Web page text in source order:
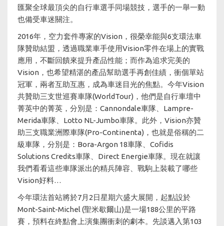
匯聚全球最頂尖的自行車選手同場競技，選手的一舉一動
也備受車迷關注。
2016年，空力套件專家的Vision，很榮幸能與6支環法車
隊贊助結盟，透過職業車手使用Vision零件在場上的實戰
應用，不斷回饋來提升產品性能；而作為追求完美的
Vision，也希望精湛的產品幫助選手再創佳績，衝個單站
冠軍，兩者互助互惠，成為車迷目光的焦點。今年Vision
共贊助三支世巡賽車隊(WorldTour)，他們是自行車壇中
菁英中的菁英，分別是：Cannondale車隊、Lampre-
Merida車隊、Lotto NL-Jumbo車隊。此外，Vision亦贊
助三支職業洲際車隊(Pro-Continenta)，也就是俗稱的二
級車隊，分別是：Bora-Argon 18車隊、Cofidis
Solutions Credits車隊、Direct Energie車隊。現在就讓
我們看看這些車隊派出的精兵陣容、戰駒上裝載了哪些
Vision好料…
今年環法首站將於7月2日星期六盛大展開，起點設於
Mont-Saint-Michel (聖米歇爾山)是一場188公里的平路
賽，預料在終點會上演集團衝刺的劇本。先談邁入第103